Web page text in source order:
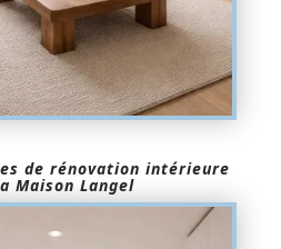
de rénovation intérieure
Maison Langel